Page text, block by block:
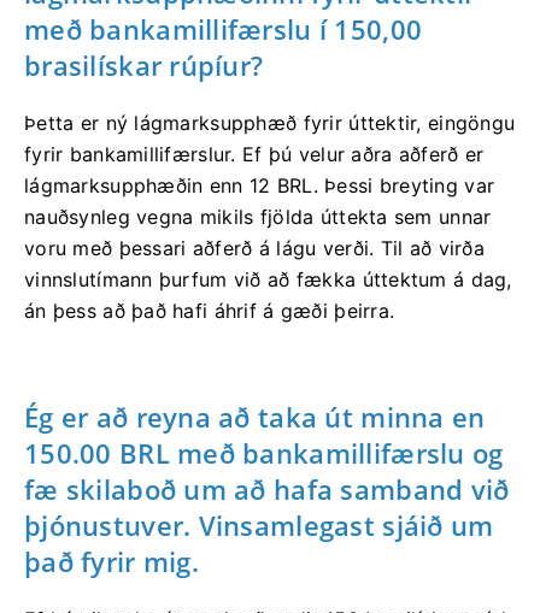
með bankamillifærslu í 150,00
brasilískar rúpíur?
Þetta er ný lágmarksupphæð fyrir úttektir, eingöngu
fyrir bankamillifærslur. Ef þú velur aðra aðferð er
lágmarksupphæðin enn 12 BRL. Þessi breyting var
nauðsynleg vegna mikils fjölda úttekta sem unnar
voru með þessari aðferð á lágu verði. Til að virða
vinnslutímann þurfum við að fækka úttektum á dag,
án þess að það hafi áhrif á gæði þeirra.
Ég er að reyna að taka út minna en
150.00 BRL með bankamillifærslu og
fæ skilaboð um að hafa samband við
þjónustuver. Vinsamlegast sjáið um
það fyrir mig.